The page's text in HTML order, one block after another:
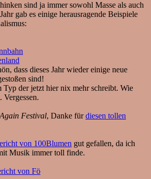
sind ja immer sowohl Masse als auch
gab es einige herausragende Beispiele
dass dieses Jahr wieder einige neue
sind!
Typ der jetzt hier nix mehr schreibt. Wie
Festival, Danke fürdiesen tollen
von 100Blumen gut gefallen, da ich
Musik immer toll finde.
von Fö